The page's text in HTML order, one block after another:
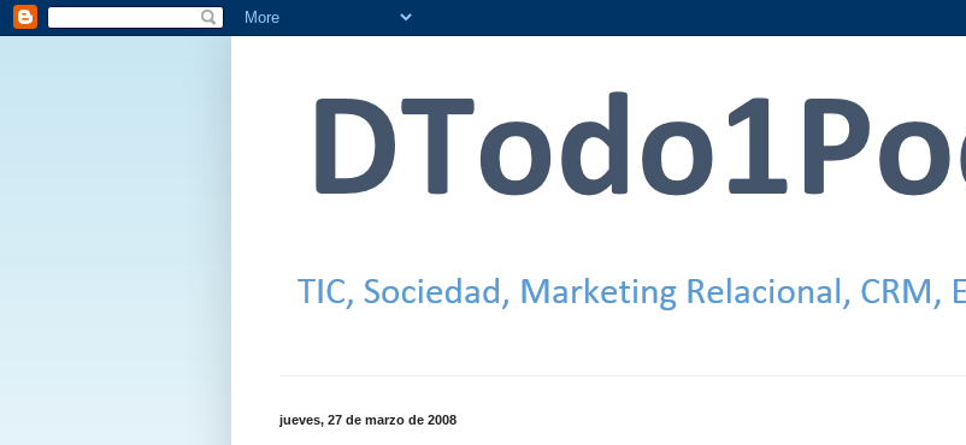
jueves, 27 de marzo de 2008